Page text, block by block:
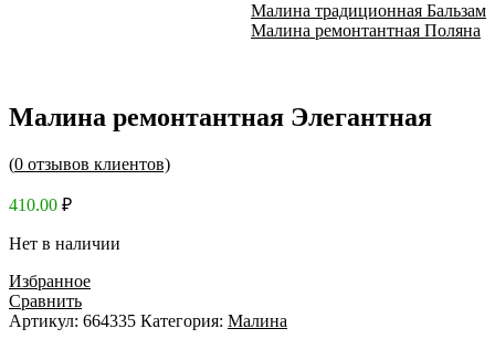
Малина традиционная Бальзам
Малина ремонтантная Поляна
Малина ремонтантная Элегантная
(0 отзывов клиентов)
410.00 ₽
Нет в наличии
Избранное
Сравнить
Артикул: 664335 Категория: Малина